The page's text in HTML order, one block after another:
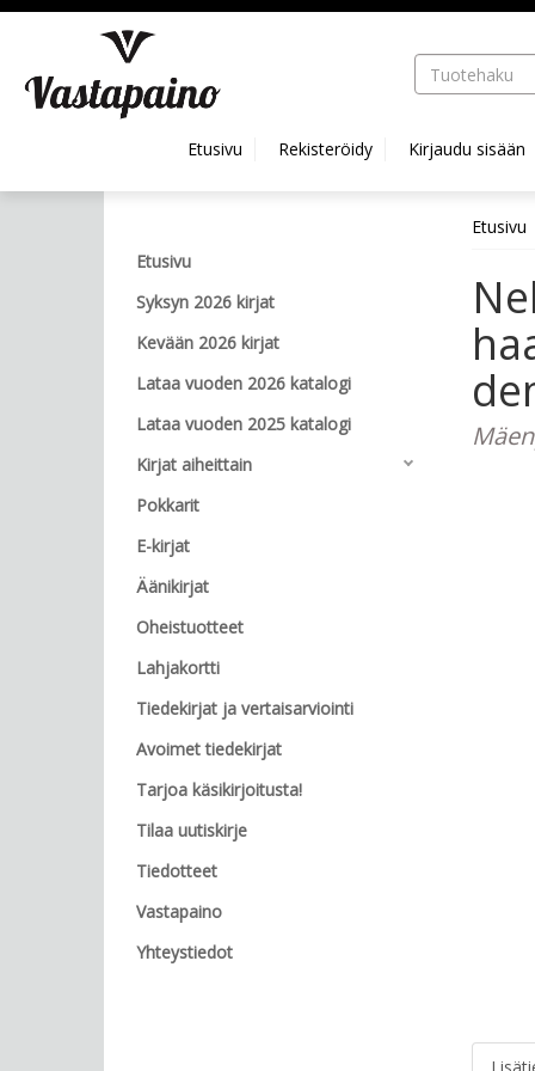
Hyppää pääsisältöön
Etusivu Rekisteröidy Kirjaudu sisään
Etusivu
Syksyn 2026 kirjat
Kevään 2026 kirjat
Lataa vuoden 2026 katalogi
Lataa vuoden 2025 katalogi
Kirjat aiheittain
Pokkarit
E-kirjat
Äänikirjat
Oheistuotteet
Lahjakortti
Tiedekirjat ja vertaisarviointi
Avoimet tiedekirjat
Tarjoa käsikirjoitusta!
Tilaa uutiskirje
Tiedotteet
Vastapaino
Yhteystiedot
Etusivu